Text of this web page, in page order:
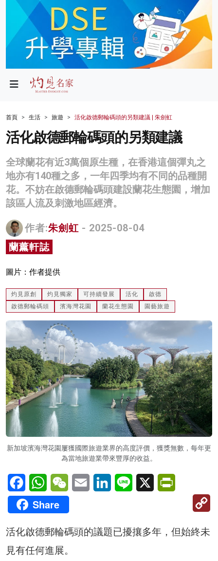
政局
財經
生活
商業
科技
名家榜
灼見活動
關於我們
首頁 生活 旅遊 活化啟德郵輪碼頭的另類建議 | 朱劍虹
活化啟德郵輪碼頭的另類建議
全球蘭花有近3萬個原生種，在香港這個彈丸之
地亦有140種之多，一年四季均有不同的品種開
花。不妨在啟德郵輪碼頭建設蘭花生態園，增加
該區人流及刺激地區經濟。
作者:朱劍虹 - 2025-08-04
蘭薰軒誌
圖片：作者提供
灼見原創 灼見獨家 可持續發展 活化
啟德
啟德郵輪碼頭
濱海灣花園 蘭花生態園 園藝旅遊
新加坡濱海灣花園屢獲國際旅遊業界的高度評價，獲獎無數，每年更
為當地旅遊業帶來豐厚的收益。
FacebookWhatsAppWeChatEmail LinkedInLine X
Share
活化啟德郵輪碼頭的議題已擾攘多年，但始終未
見有任何進展。